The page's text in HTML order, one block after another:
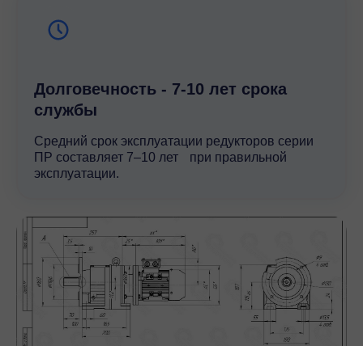
Долговечность - 7-10 лет срока
службы
Средний срок эксплуатации редукторов серии
ПР составляет 7–10 лет при правильной
эксплуатации.